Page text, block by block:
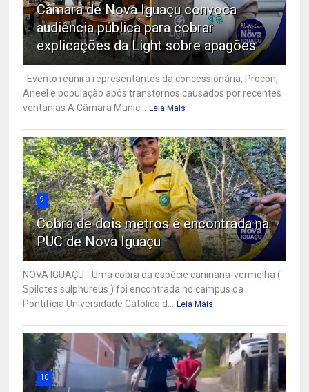
Câmara de Nova Iguaçu convoca
audiência pública para cobrar
explicações da Light sobre apagões
Evento reunirá representantes da concessionária, Procon,
Aneel e população após transtornos causados por recentes
ventanias A Câmara Munic...
Leia Mais
9
Cobra de dois metros é encontrada na
PUC de Nova Iguaçu
NOVA IGUAÇU - Uma cobra da espécie caninana-vermelha (
Spilotes sulphureus ) foi encontrada no campus da
Pontifícia Universidade Católica d...
Leia Mais
10